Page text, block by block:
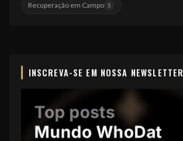
Recuperação em Campo 5
INSCREVA-SE EM NOSSA NEWSLETTER